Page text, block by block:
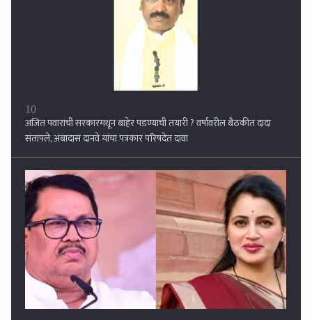
1
विजय वडेट्टीवारांची बोचरी टीका,, 'नवनीत राणा जातीय विष पसरवणारी विषवल्ली',
तर 'हिरवे साप' म्हणत राणांचा पलटवार